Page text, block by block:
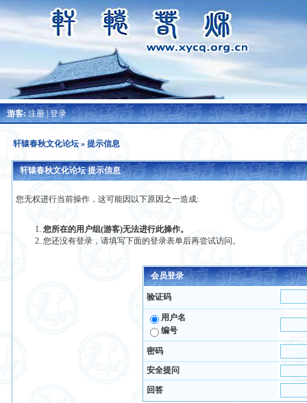
游客:注册|登录
轩辕春秋文化论坛» 提示信息
轩辕春秋文化论坛 提示信息
您无权进行当前操作，这可能因以下原因之一造成:
您所在的用户组(游客)无法进行此操作。
您还没有登录，请填写下面的登录表单后再尝试访问。
会员登录
验证码
用户名
编号
密码
安全提问
回答